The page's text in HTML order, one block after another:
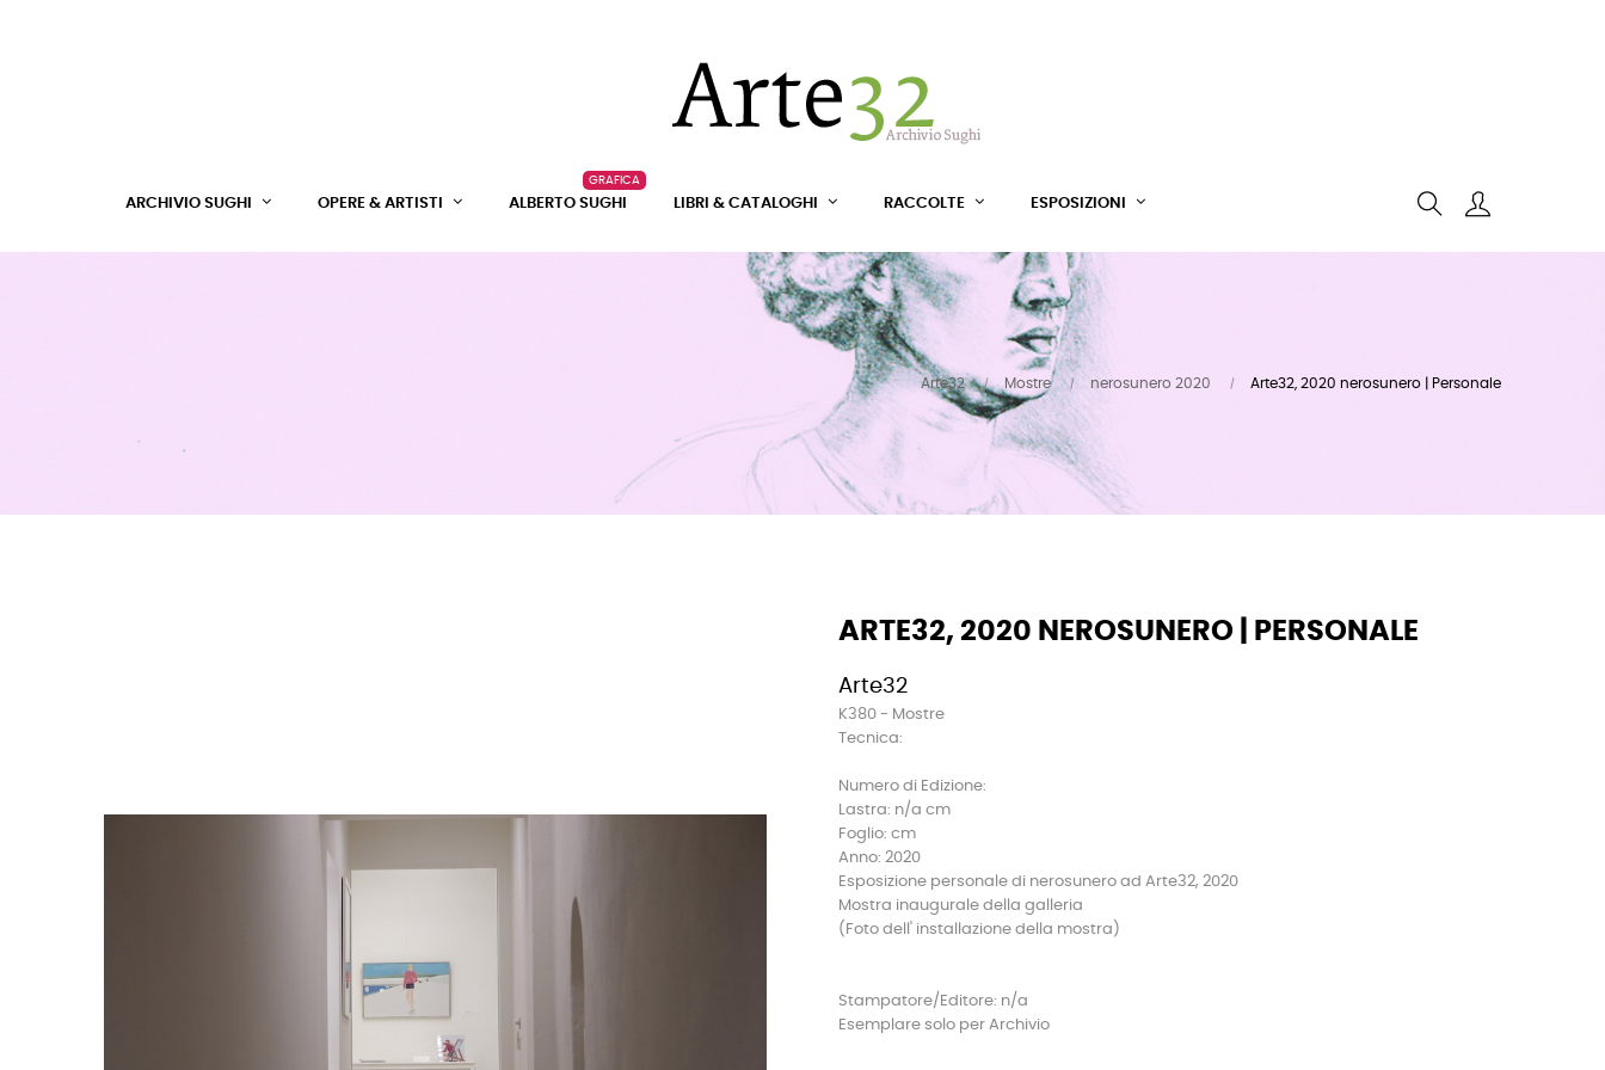
ARCHIVIO SUGHI OPERE & ARTISTI ALBERTO SUGHI
GRAFICA
LIBRI & CATALOGHI RACCOLTE ESPOSIZIONI
Arte32 Mostre nerosunero 2020 Arte32, 2020 nerosunero | Personale
ARTE32, 2020 NEROSUNERO | PERSONALE
Arte32
K380 - Mostre
Tecnica:
Numero di Edizione:
Lastra: n/a cm
Foglio: cm
Anno: 2020
Esposizione personale di nerosunero ad Arte32, 2020
Mostra inaugurale della galleria
(Foto dell' installazione della mostra)
Stampatore/Editore: n/a
Esemplare solo per Archivio